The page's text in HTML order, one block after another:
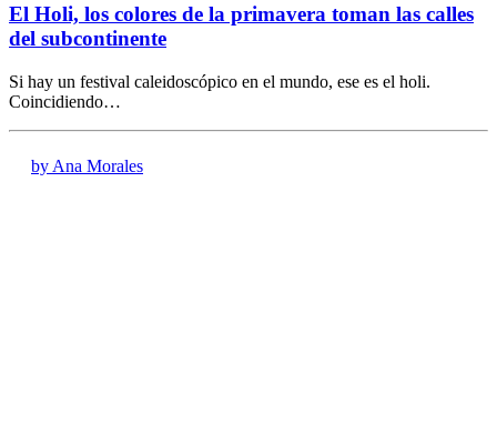
El Holi, los colores de la primavera toman las calles
del subcontinente
Si hay un festival caleidoscópico en el mundo, ese es el holi.
Coincidiendo…
by Ana Morales